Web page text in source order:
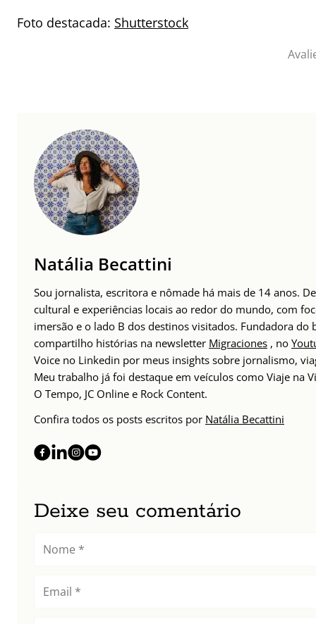
Foto destacada: Shutterstock
Natália Becattini
Sou jornalista, escritora e nômade há mais de 14 anos.
cultural e experiências locais ao redor do mundo, com
imersão e o lado B dos destinos visitados. Fundadora
compartilho histórias na newsletter Migraciones , no
Voice no Linkedin por meus insights sobre jornalismo,
Meu trabalho já foi destaque em veículos como Viaje na
O Tempo, JC Online e Rock Content.
Confira todos os posts escritos por Natália Becattini
Deixe seu comentário